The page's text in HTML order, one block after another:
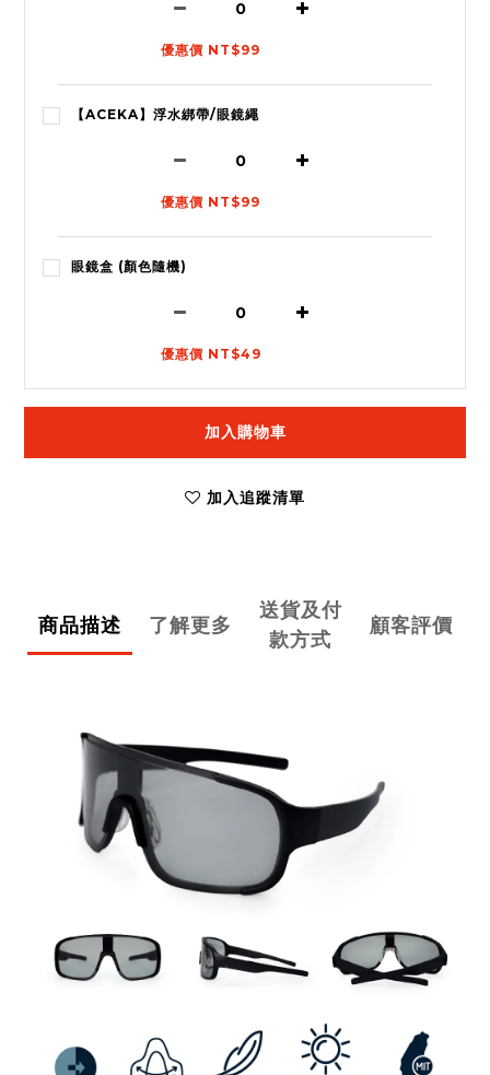
優惠價 NT$99
【ACEKA】浮水綁帶/眼鏡繩
優惠價 NT$99
眼鏡盒 (顏色隨機)
優惠價 NT$49
加入購物車
加入追蹤清單
商品描述 了解更多
送貨及付
款方式
顧客評價